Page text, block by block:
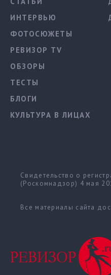
ИНТЕРВЬЮ
ФОТОСЮЖЕТЫ
РЕВИЗОР TV
ОБЗОРЫ
ТЕСТЫ
БЛОГИ
КУЛЬТУРА В ЛИЦАХ
Свидетельство о
(Роскомнадзор) 4 мая
Все материалы сайта